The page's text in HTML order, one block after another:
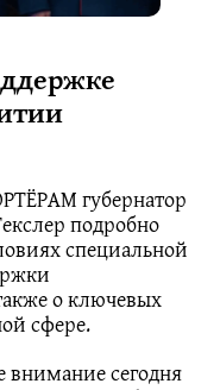
губернатор
подробно
специальной
о ключевых
сфере.
внимание сегодня